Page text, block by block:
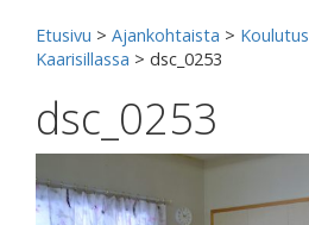
Etusivu > Ajankohtaista > Koulutus
Kaarisillassa > dsc_0253
dsc_0253